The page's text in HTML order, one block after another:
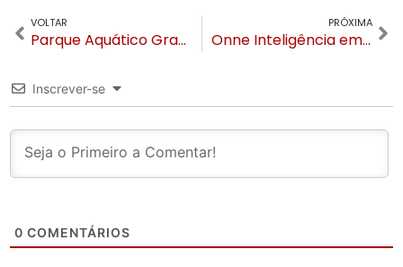
VOLTAR
Parque Aquático Gramado inaugura em 2025 e será um dos maiores do mundo
PRÓXIMA
Onne Inteligência em Eventos abre as portas em Gramado
Inscrever-se
0 COMENTÁRIOS